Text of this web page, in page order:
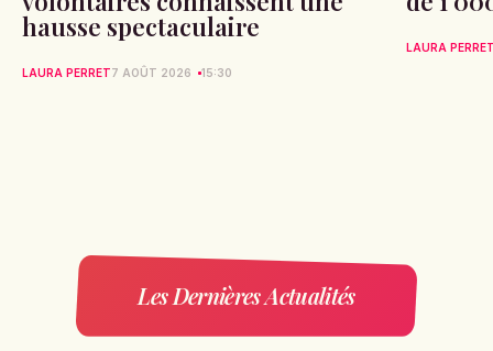
hausse spectaculaire
LAURA PERRET7 AOÛT 2026 15:30
LAURA
Les Dernières Actualités